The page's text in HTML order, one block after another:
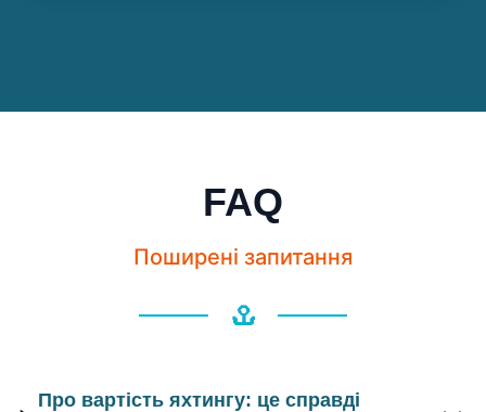
FAQ
Поширені запитання
Про вартість яхтингу: це справді